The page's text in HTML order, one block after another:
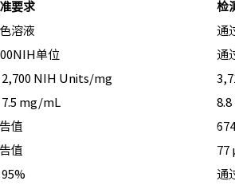
要求
检
溶液
通
单位
通
NIH Units/mg
mg/mL
值
值
77
通